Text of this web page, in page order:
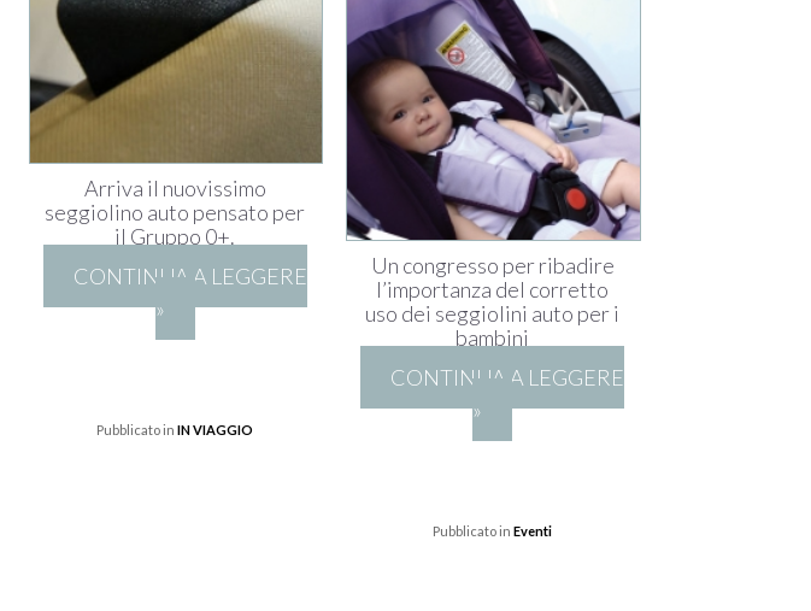
Arriva il nuovissimo
seggiolino auto pensato per
il Gruppo 0+.
CONTINUA A LEGGERE
»
Pubblicato inIN VIAGGIO
Un congresso per ribadire
l’importanza del corretto
uso dei seggiolini auto per i
bambini
CONTINUA A LEGGERE
»
Pubblicato inEventi